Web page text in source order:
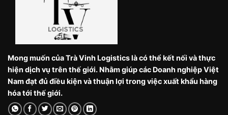
Mong muốn của Trà Vinh Logistics là có thể kết nối và thực
hiện dịch vụ trên thế giới. Nhằm giúp các Doanh nghiệp Việt
Nam đạt đủ điều kiện và thuận lợi trong việc xuất khẩu hàng
hóa tới thế giới.